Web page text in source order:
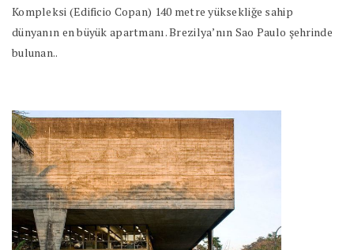
Kompleksi (Edificio Copan) 140 metre yüksekliğe sahip
dünyanın en büyük apartmanı. Brezilya’nın Sao Paulo şehrinde
bulunan..